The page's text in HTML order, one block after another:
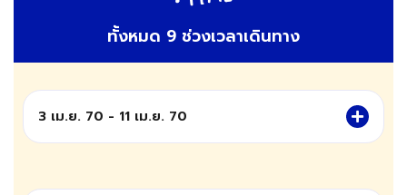
ทั้งหมด 9 ช่วงเวลาเดินทาง
3 เม.ย. 70 - 11 เม.ย. 70